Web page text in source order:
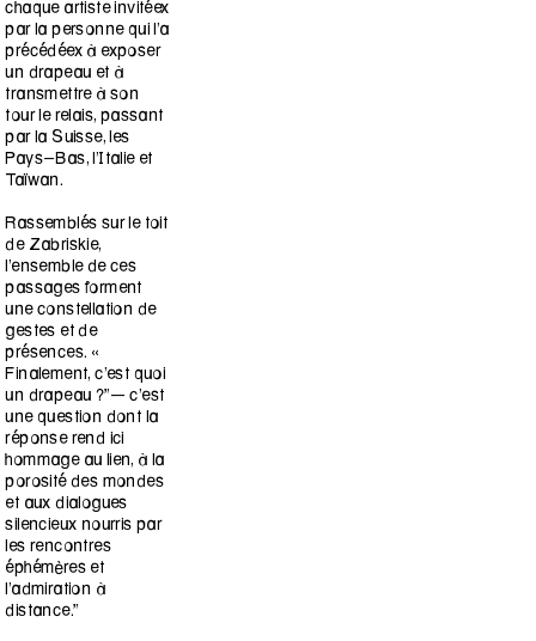
chaque artiste invitéex
par la personne qui l’a
précédéex à exposer
un drapeau et à
transmettre à son
tour le relais, passant
par la Suisse, les
Pays-Bas, l’Italie et
Taïwan.
Rassemblés sur le toit
de Zabriskie,
l’ensemble de ces
passages forment
une constellation de
gestes et de
présences. «
Finalement, c’est quoi
un drapeau ?”— c’est
une question dont la
réponse rend ici
hommage au lien, à la
porosité des mondes
et aux dialogues
silencieux nourris par
les rencontres
éphémères et
l’admiration à
distance.”